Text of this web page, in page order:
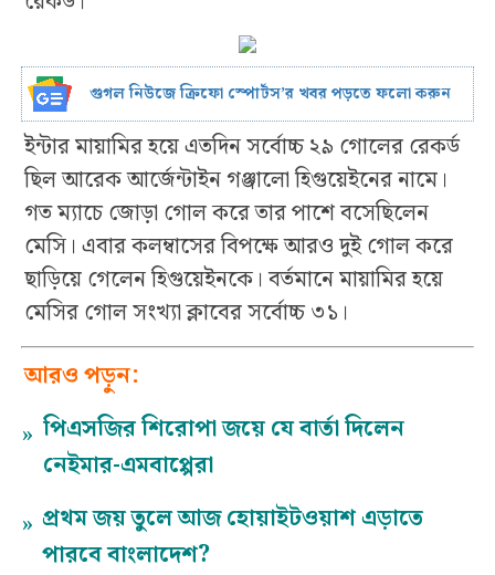
গুগল নিউজে ক্রিফো স্পোর্টস’র খবর পড়তে ফলো করুন
ইন্টার মায়ামির হয়ে এতদিন সর্বোচ্চ ২৯ গোলের রেকর্ড
ছিল আরেক আর্জেন্টাইন গঞ্জালো হিগুয়েইনের নামে।
গত ম্যাচে জোড়া গোল করে তার পাশে বসেছিলেন
মেসি। এবার কলম্বাসের বিপক্ষে আরও দুই গোল করে
ছাড়িয়ে গেলেন হিগুয়েইনকে। বর্তমানে মায়ামির হয়ে
মেসির গোল সংখ্যা ক্লাবের সর্বোচ্চ ৩১।
আরও পড়ুন:
» পিএসজির শিরোপা জয়ে যে বার্তা দিলেন
নেইমার-এমবাপ্পেরা
» প্রথম জয় তুলে আজ হোয়াইটওয়াশ এড়াতে
পারবে বাংলাদেশ?